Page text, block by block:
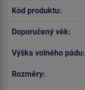
Kód produktu:
Doporučený věk:
Výška volného pádu:
Rozměry: